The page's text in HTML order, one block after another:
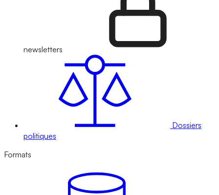
newsletters
Dossiers
politiques
Formats